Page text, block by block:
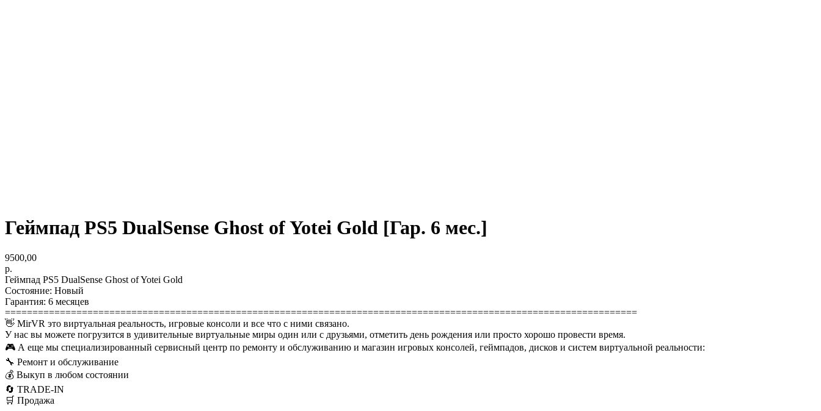
Геймпад PS5 DualSense Ghost of Yotei Gold [Гар. 6 мес.]
9500,00
р.
Геймпад PS5 DualSense Ghost of Yotei Gold
Состояние: Новый
Гарантия: 6 месяцев
===================================================================================================================
👋 MirVR это виртуальная реальность, игровые консоли и все что с ними связано.
У нас вы можете погрузится в удивительные виртуальные миры один или с друзьями, отметить день рождения или просто хорошо провести время.
🎮 А еще мы специализированный сервисный центр по ремонту и обслуживанию и магазин игровых консолей, геймпадов, дисков и систем виртуальной реальности:
🔧 Ремонт и обслуживание
💰 Выкуп в любом состоянии
🔄 TRADE-IN
🛒 Продажа